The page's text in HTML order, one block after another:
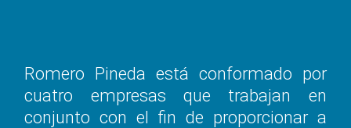
Romero Pineda está conformado por
cuatro empresas que trabajan en
conjunto con el fin de proporcionar a